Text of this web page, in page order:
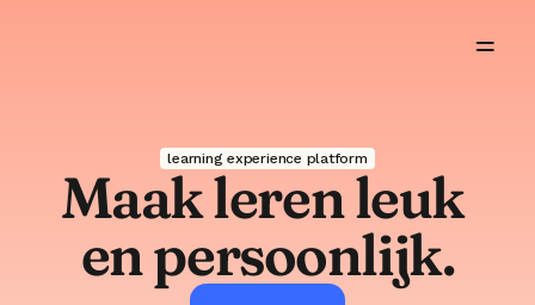
learning experience platform
Maak leren leuk
en persoonlijk.
Oplossingen
Features